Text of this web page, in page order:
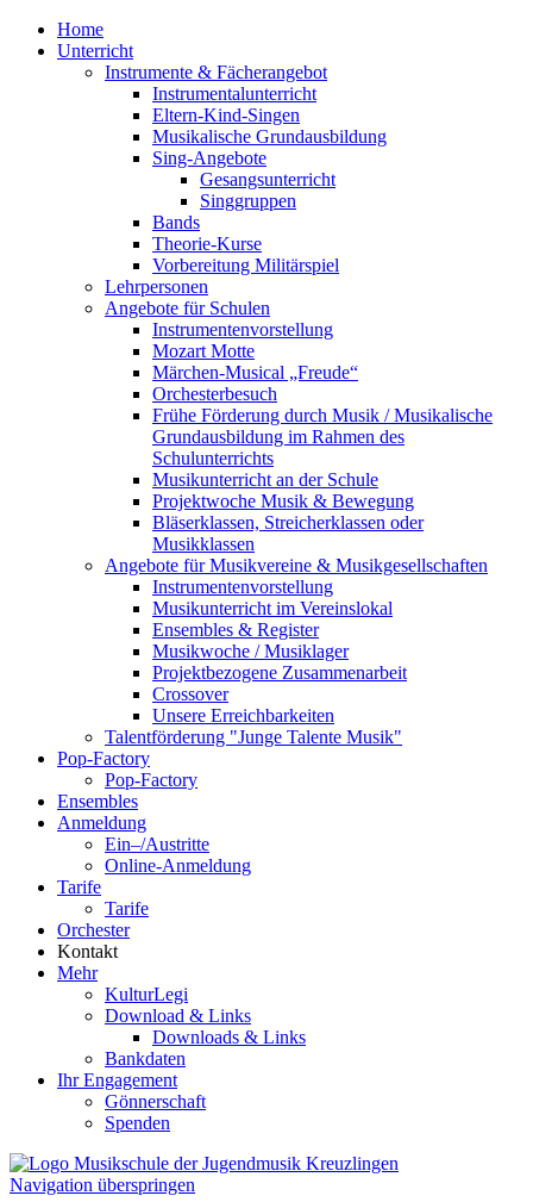
Home
Unterricht
Instrumente & Fächerangebot
Instrumentalunterricht
Eltern-Kind-Singen
Musikalische Grundausbildung
Sing-Angebote
Gesangsunterricht
Singgruppen
Bands
Theorie-Kurse
Vorbereitung Militärspiel
Lehrpersonen
Angebote für Schulen
Instrumentenvorstellung
Mozart Motte
Märchen-Musical „Freude“
Orchesterbesuch
Frühe Förderung durch Musik / Musikalische
Grundausbildung im Rahmen des
Schulunterrichts
Musikunterricht an der Schule
Projektwoche Musik & Bewegung
Bläserklassen, Streicherklassen oder
Musikklassen
Angebote für Musikvereine & Musikgesellschaften
Instrumentenvorstellung
Musikunterricht im Vereinslokal
Ensembles & Register
Musikwoche / Musiklager
Projektbezogene Zusammenarbeit
Crossover
Unsere Erreichbarkeiten
Talentförderung "Junge Talente Musik"
Pop-Factory
Pop-Factory
Ensembles
Anmeldung
Ein–/Austritte
Online-Anmeldung
Tarife
Tarife
Orchester
Kontakt
Mehr
KulturLegi
Download & Links
Downloads & Links
Bankdaten
Ihr Engagement
Gönnerschaft
Spenden
Navigation überspringen